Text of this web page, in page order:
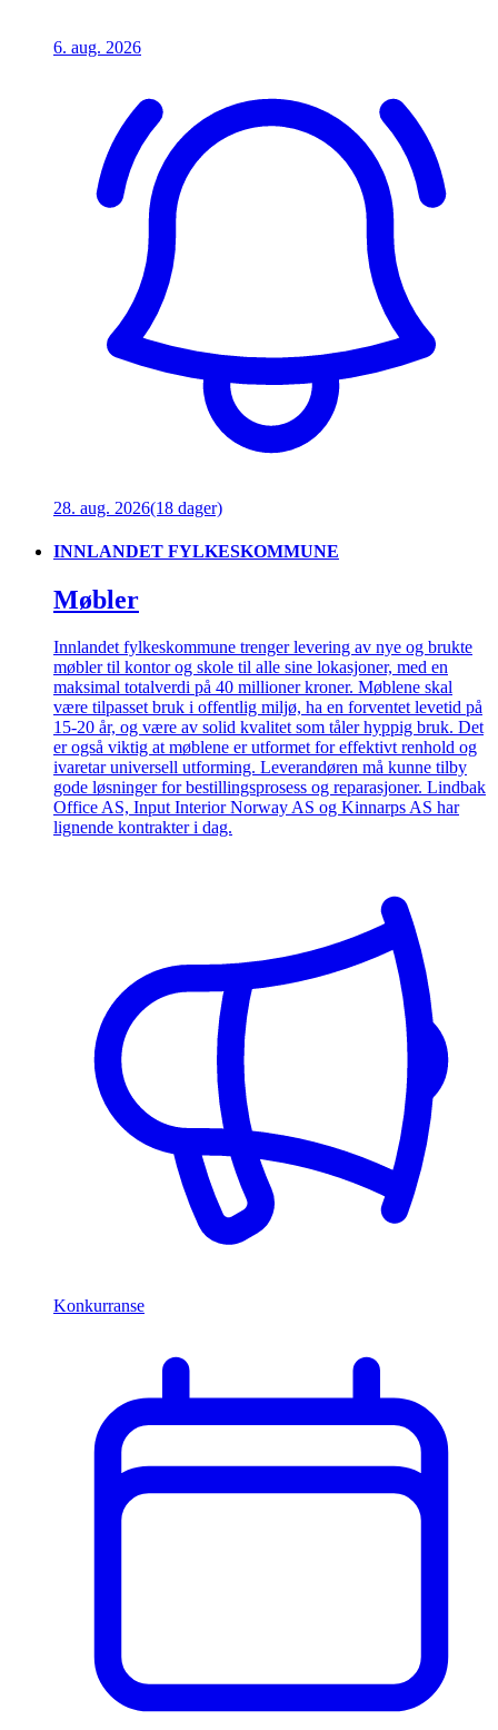
6. aug. 2026
28. aug. 2026(18 dager)
INNLANDET FYLKESKOMMUNE
Møbler
Innlandet fylkeskommune trenger levering av nye og brukte
møbler til kontor og skole til alle sine lokasjoner, med en
maksimal totalverdi på 40 millioner kroner. Møblene skal
være tilpasset bruk i offentlig miljø, ha en forventet levetid på
15-20 år, og være av solid kvalitet som tåler hyppig bruk. Det
er også viktig at møblene er utformet for effektivt renhold og
ivaretar universell utforming. Leverandøren må kunne tilby
gode løsninger for bestillingsprosess og reparasjoner. Lindbak
Office AS, Input Interior Norway AS og Kinnarps AS har
lignende kontrakter i dag.
Konkurranse